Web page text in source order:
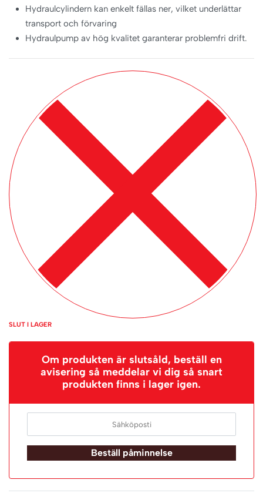
Hydraulcylindern kan enkelt fällas ner, vilket underlättar
transport och förvaring
Hydraulpump av hög kvalitet garanterar problemfri drift.
SLUT I LAGER
Om produkten är slutsåld, beställ en
avisering så meddelar vi dig så snart
produkten finns i lager igen.
Beställ påminnelse